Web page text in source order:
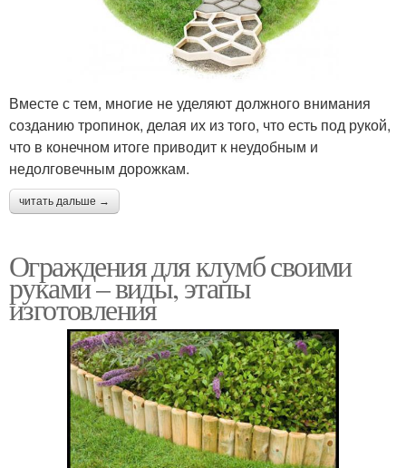
Вместе с тем, многие не уделяют должного внимания
созданию тропинок, делая их из того, что есть под рукой,
что в конечном итоге приводит к неудобным и
недолговечным дорожкам.
читать дальше →
Ограждения для клумб своими
руками – виды, этапы
изготовления